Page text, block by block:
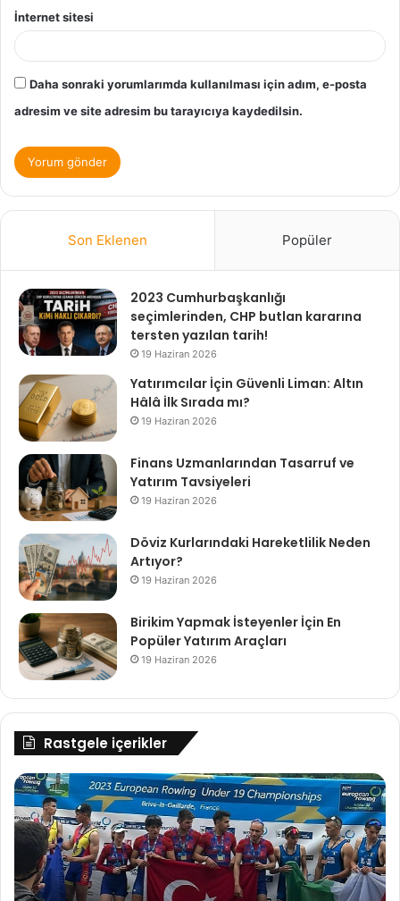
İnternet sitesi
Daha sonraki yorumlarımda kullanılması için adım, e-posta
adresim ve site adresim bu tarayıcıya kaydedilsin.
Son Eklenen Popüler
2023 Cumhurbaşkanlığı
seçimlerinden, CHP butlan kararına
tersten yazılan tarih!
19 Haziran 2026
Yatırımcılar İçin Güvenli Liman: Altın
Hâlâ İlk Sırada mı?
19 Haziran 2026
Finans Uzmanlarından Tasarruf ve
Yatırım Tavsiyeleri
19 Haziran 2026
Döviz Kurlarındaki Hareketlilik Neden
Artıyor?
19 Haziran 2026
Birikim Yapmak İsteyenler İçin En
Popüler Yatırım Araçları
19 Haziran 2026
Rastgele içerikler
Kürek
Milli
Takımı'ndan
1
Gümüş
İş